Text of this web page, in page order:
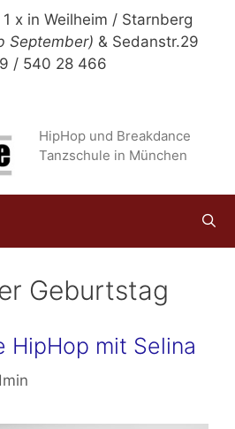
x in Weilheim / Starnberg
September) & Sedanstr.29
/ 540 28 466
HipHop und Breakdance
Tanzschule in München
Geburtstag
HipHop mit Selina